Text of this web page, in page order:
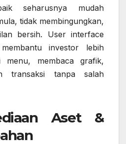
seharusnya mudah
tidak membingungkan,
bersih. User interface
investor lebih
menu, membaca grafik,
transaksi tanpa salah
Aset &